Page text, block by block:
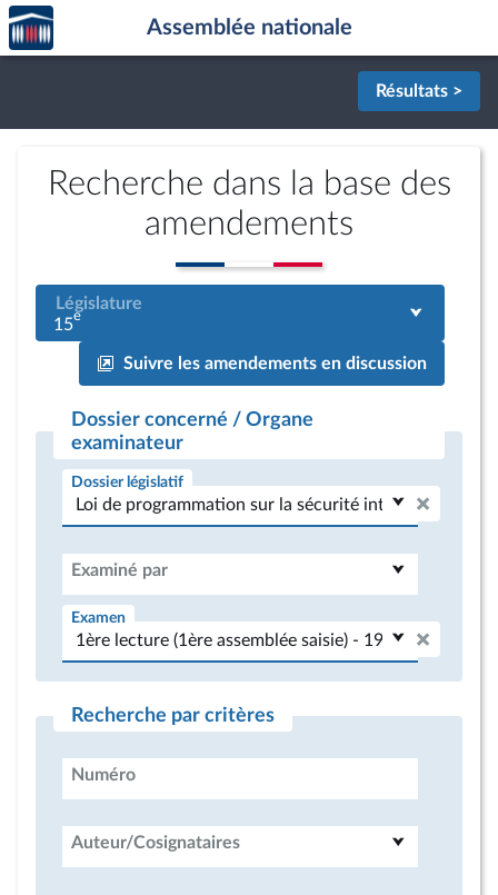
Aller au contenu
Aller en bas de la page
Accèder
à la
page
Assemblée nationale
Résultats >
Recherche dans la base des
amendements
Législature
15e
Suivre les amendements en discussion
Dossier concerné / Organe
examinateur
Dossier législatif
Examiné par
Examen
Recherche par critères
Numéro
Auteur/Cosignataires